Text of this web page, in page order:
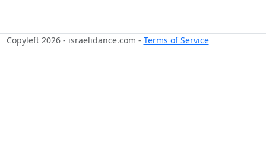
Copyleft 2026 - israelidance.com - Terms of Service